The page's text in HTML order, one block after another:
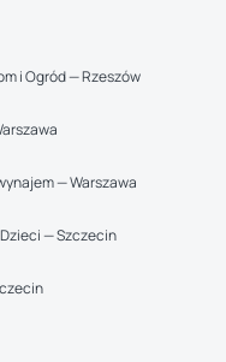
i Ogród — Rzeszów
— Warszawa
— Szczecin